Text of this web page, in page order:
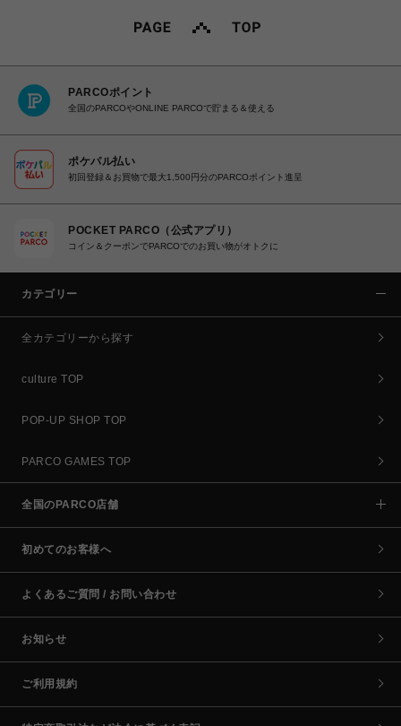
PARCOポイント
全国のPARCOやONLINE PARCOで貯まる＆使える
ポケパル払い
初回登録＆お買物で最大1,500円分のPARCOポイント進呈
POCKET PARCO（公式アプリ）
コイン＆クーポンでPARCOでのお買い物がオトクに
カテゴリー
全カテゴリーから探す
culture TOP
POP-UP SHOP TOP
PARCO GAMES TOP
全国のPARCO店舗
初めてのお客様へ
よくあるご質問 / お問い合わせ
お知らせ
ご利用規約